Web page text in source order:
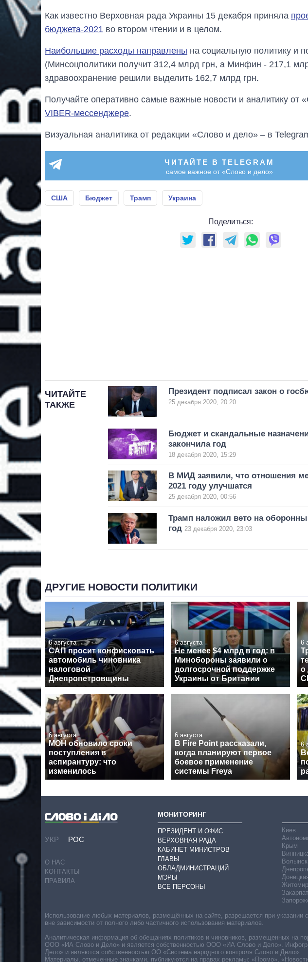
Как известно Верховная рада Украины 15 декабря приняла
бюджета-2021 во втором чтении и в целом.
Наибольшие расходы направлены на социальную политику и
(Минсоцполитики получит 312,4 млрд грн, а Минфин - 217,1
здравоохранение решили выделить 162,7 млрд грн.
Получайте оперативно самые важные новости и аналитику от
VIBER-мессенджере.
Визуальная аналитика от редакции «Слово и дело» – в
ЧИТАЙТЕ В TELEGRAM
самое важное от «Слово и дело»
США Бюджет Трамп Украина
Поделиться:
ЧИТАЙТЕ
ТАКЖЕ
Президент подписал закон о
25 декабря 2020, 20:20
Бюджет и скандальные
закончила год
18 декабря 2020, 15:29
В МИД заявили, что отношения
2021 году улучшатся
25 декабря 2020, 00:56
Трамп наложил вето на
год 23 декабря 2020, 23:03
ДРУГИЕ НОВОСТИ ПОЛИТИКИ
6 августа
САП просит конфисковать
автомобиль чиновника
налоговой
Днепропетровщины
6 августа
Не менее $4 млрд в год: в
Минобороны заявили о
долгосрочной поддержке
Украины от Британии
6
о
6 августа
МОН обновило сроки
поступления в
аспирантуру: что
изменилось
6 августа
В Fire Point рассказали,
когда планируют первое
боевое применение
системы Freya
6
УКР РОС
О НАС
КОНТАКТЫ
ПРАВИЛА
МОНИТОРИНГ
ПРЕЗИДЕНТ И ОФИС
ВЕРХОВНАЯ РАДА
КАБИНЕТ МИНИСТРОВ
ГЛАВЫ
ОБЛАДМИНИСТРАЦИЙ
МЭРЫ
ВСЕ ПЕРСОНЫ
Киев
Крым
Использование любых материалов, размещённых на сайте, разрешается при
вне зависимости от полного либо частичного использования материалов.
Аналитическая информация об обещаниях политиков и чиновников, размещенных на
ООО «ИА Слово и Дело» и является собственностью ООО «ИА Слово и Дело».
Дело» и являются собственностью ОО «Система народного контроля Слово и Дело».
Материалы, отмеченные значками, публикуются на правах рекламы: «Промо»,